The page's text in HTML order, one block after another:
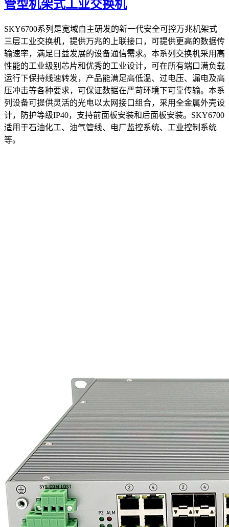
管型机架式工业交换机
SKY6700系列是宽域自主研发的新一代安全可控万兆机架式
三层工业交换机，提供万兆的上联接口，可提供更高的数据传
输速率，满足日益发展的设备通信需求。本系列交换机采用高
性能的工业级别芯片和优秀的工业设计，可在所有端口满负载
运行下保持线速转发，产品能满足高低温、过电压、漏电及高
压冲击等各种要求，可保证数据在严苛环境下可靠传输。本系
列设备可提供灵活的光电以太网接口组合，采用全金属外壳设
计，防护等级IP40，支持前面板安装和后面板安装。SKY6700
适用于石油化工、油气管线、电厂监控系统、工业控制系统
等。